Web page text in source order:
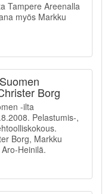
Tampere Areenalla
myös Markku
Borg
-ilta
Pelastumis-,
Borg, Markku
Heinilä.